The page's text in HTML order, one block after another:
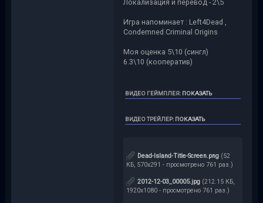
Локализация и перевод - 2\5
Игра напоминает : Left4Dead ,
Condemned Criminal Origins
Моя оценка 5\10 (сингл)
6.3\10 (кооператив)
ВИДЕО ГЕЙМПЛЕЯ: ПОКАЗАТЬ
ВИДЕО ТРЕЙЛЕР: ПОКАЗАТЬ
Dead-Island-Title-Screen.png(52
КБ, 570x291 - просмотрено 761 раз.)
2012-12-03_00005.jpg(212.15 КБ,
1920x1080 - просмотрено 761 раз.)